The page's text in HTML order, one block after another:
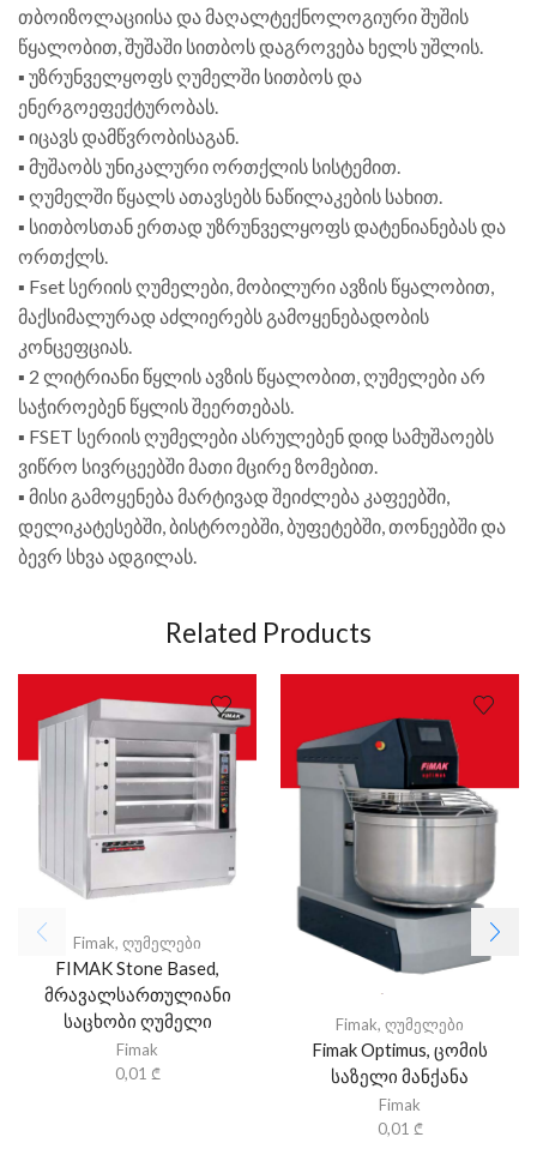
თბოიზოლაციისა და მაღალტექნოლოგიური შუშის
წყალობით, შუშაში სითბოს დაგროვება ხელს უშლის.
▪️ უზრუნველყოფს ღუმელში სითბოს და
ენერგოეფექტურობას.
▪️ იცავს დამწვრობისაგან.
▪️ მუშაობს უნიკალური ორთქლის სისტემით.
▪️ ღუმელში წყალს ათავსებს ნაწილაკების სახით.
▪️ სითბოსთან ერთად უზრუნველყოფს დატენიანებას და
ორთქლს.
▪️ Fset სერიის ღუმელები, მობილური ავზის წყალობით,
მაქსიმალურად აძლიერებს გამოყენებადობის
კონცეფციას.
▪️ 2 ლიტრიანი წყლის ავზის წყალობით, ღუმელები არ
საჭიროებენ წყლის შეერთებას.
▪️ FSET სერიის ღუმელები ასრულებენ დიდ სამუშაოებს
ვიწრო სივრცეებში მათი მცირე ზომებით.
▪️ მისი გამოყენება მარტივად შეიძლება კაფეებში,
დელიკატესებში, ბისტროებში, ბუფეტებში, თონეებში და
ბევრ სხვა ადგილას.
Related Products
Fimak, ღუმელები
FIMAK Stone Based,
მრავალსართულიანი
საცხობი ღუმელი
Fimak
0,01 ₾
Fimak, ღუმელები
Fimak Optimus, ცომის
საზელი მანქანა
Fimak
0,01 ₾